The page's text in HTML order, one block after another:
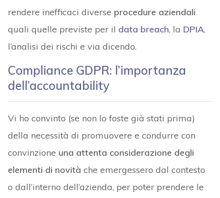
rendere inefficaci diverse procedure aziendali
quali quelle previste per il data breach, la DPIA,
l’analisi dei rischi e via dicendo.
Compliance GDPR: l’importanza
dell’accountability
Vi ho convinto (se non lo foste già stati prima)
della necessità di promuovere e condurre con
convinzione una attenta considerazione degli
elementi di novità che emergessero dal contesto
o dall’interno dell’azienda, per poter prendere le